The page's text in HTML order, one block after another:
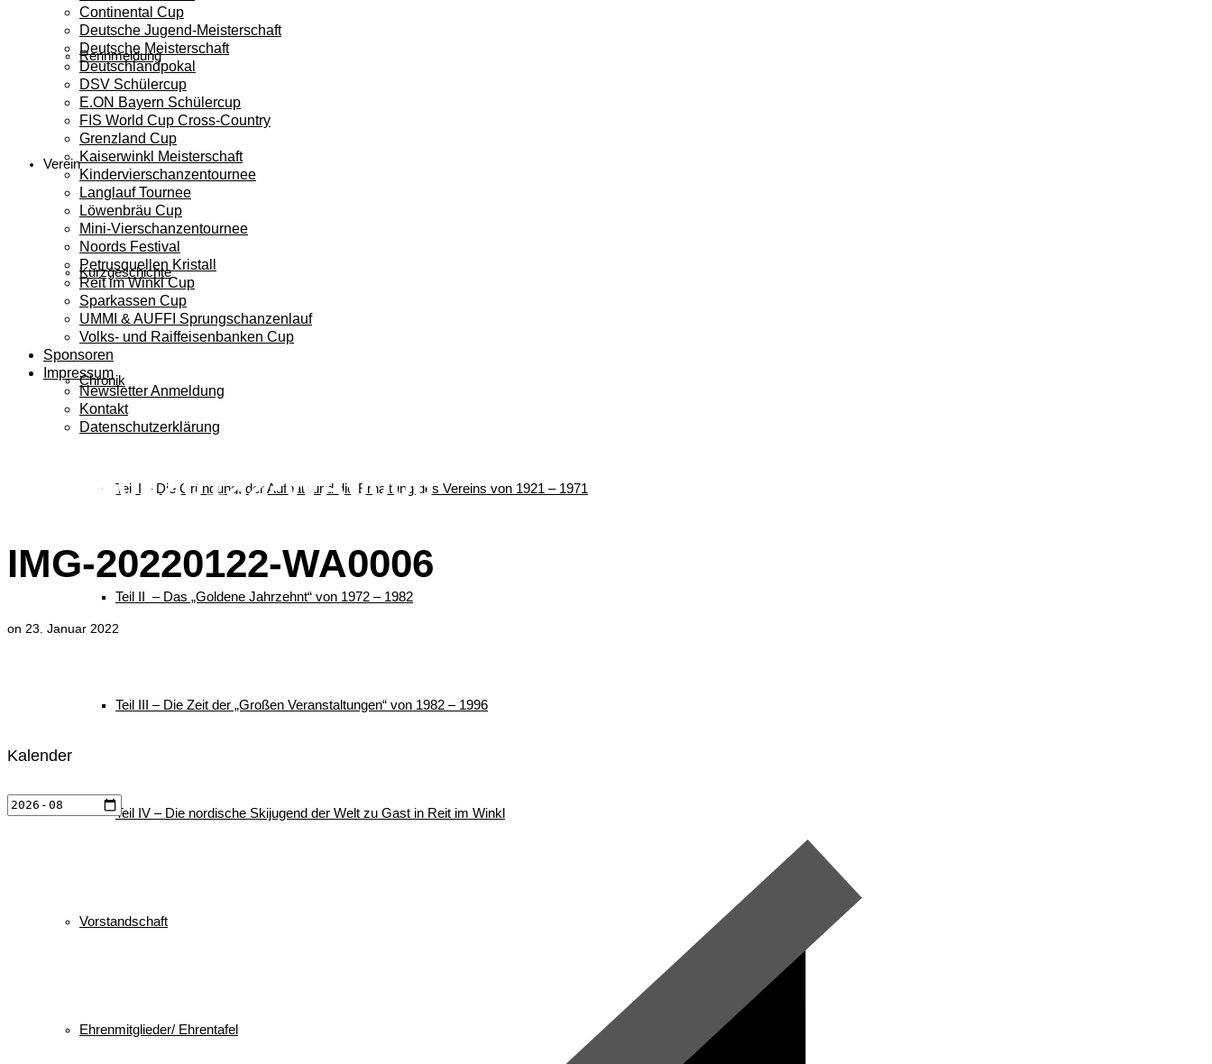
Rennmeldung
Verein
Kurzgeschichte
Chronik
Teil I – Die Gründung, der Aufbau und die Erhaltung des Vereins von 1921 – 1971
Teil II – Das „Goldene Jahrzehnt“ von 1972 – 1982
Teil III – Die Zeit der „Großen Veranstaltungen“ von 1982 – 1996
Teil IV – Die nordische Skijugend der Welt zu Gast in Reit im Winkl
Vorstandschaft
Ehrenmitglieder/ Ehrentafel
Continental Cup
Deutsche Jugend-Meisterschaft
Deutsche Meisterschaft
Deutschlandpokal
DSV Schülercup
E.ON Bayern Schülercup
FIS World Cup Cross-Country
Grenzland Cup
Kaiserwinkl Meisterschaft
Kindervierschanzentournee
Langlauf Tournee
Löwenbräu Cup
Mini-Vierschanzentournee
Noords Festival
Petrusquellen Kristall
Reit im Winkl Cup
Sparkassen Cup
UMMI & AUFFI Sprungschanzenlauf
Volks- und Raiffeisenbanken Cup
Sponsoren
Impressum
Newsletter Anmeldung
Kontakt
Datenschutzerklärung
IMG-20220122-WA0006
IMG-20220122-WA0006
on 23. Januar 2022
Kalender